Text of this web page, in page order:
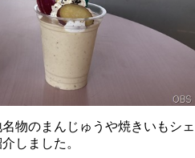
物のまんじゅうや焼きいもシェ
しました。